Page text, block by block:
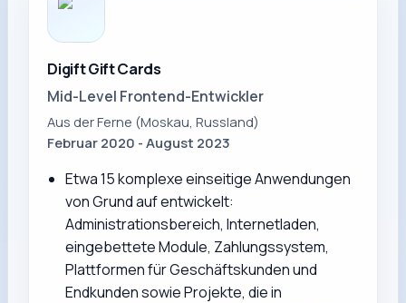
Digift Gift Cards
Mid-Level Frontend-Entwickler
Aus der Ferne (Moskau, Russland)
Februar 2020 - August 2023
Etwa 15 komplexe einseitige Anwendungen
von Grund auf entwickelt:
Administrationsbereich, Internetladen,
eingebettete Module, Zahlungssystem,
Plattformen für Geschäftskunden und
Endkunden sowie Projekte, die in